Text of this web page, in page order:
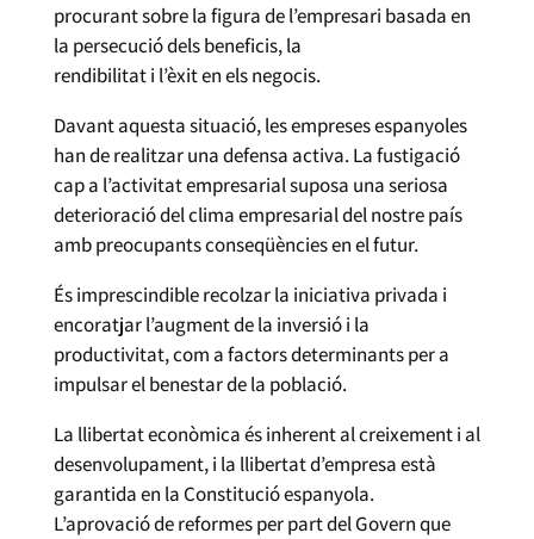
procurant sobre la figura de l’empresari basada en
la persecució dels beneficis, la
rendibilitat i l’èxit en els negocis.
Davant aquesta situació, les empreses espanyoles
han de realitzar una defensa activa. La fustigació
cap a l’activitat empresarial suposa una seriosa
deterioració del clima empresarial del nostre país
amb preocupants conseqüències en el futur.
És imprescindible recolzar la iniciativa privada i
encoratjar l’augment de la inversió i la
productivitat, com a factors determinants per a
impulsar el benestar de la població.
La llibertat econòmica és inherent al creixement i al
desenvolupament, i la llibertat d’empresa està
garantida en la Constitució espanyola.
L’aprovació de reformes per part del Govern que